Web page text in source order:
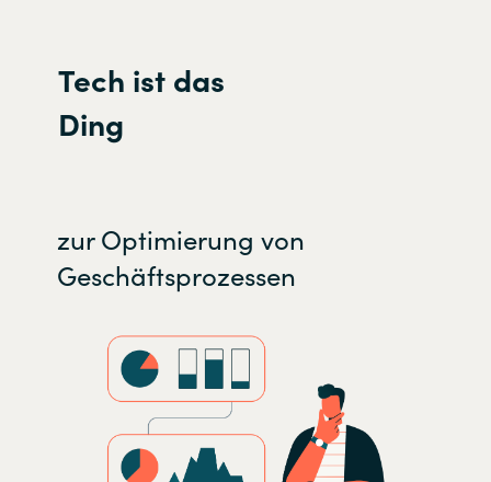
Tech ist das
Ding
zur Optimierung von
Geschäftsprozessen